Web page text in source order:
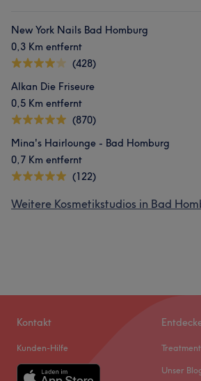
New York Nails Bad Homburg
0,3 Km entfernt
(428)
Alkan Die Friseure
0,5 Km entfernt
(870)
Mina's Hairlounge - Bad Homburg
0,7 Km entfernt
(122)
Weitere Kosmetikstudios in Bad
Kontakt
Kunden-Hilfe
Unser